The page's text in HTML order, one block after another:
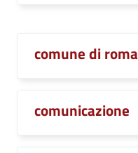
comune di roma
comunicazione